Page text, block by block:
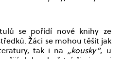
se pořídí nové knihy ze
Žáci se mohou těšit jak
tak i na „kousky“, u